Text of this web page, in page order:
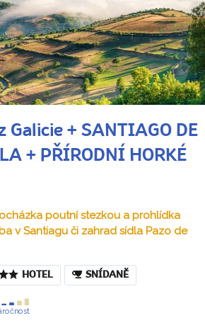
Galicie + SANTIAGO DE
+ PŘÍRODNÍ HORKÉ
poutní stezkou a prohlídka
v Santiagu či zahrad sídla Pazo de
HOTEL SNÍDANĚ